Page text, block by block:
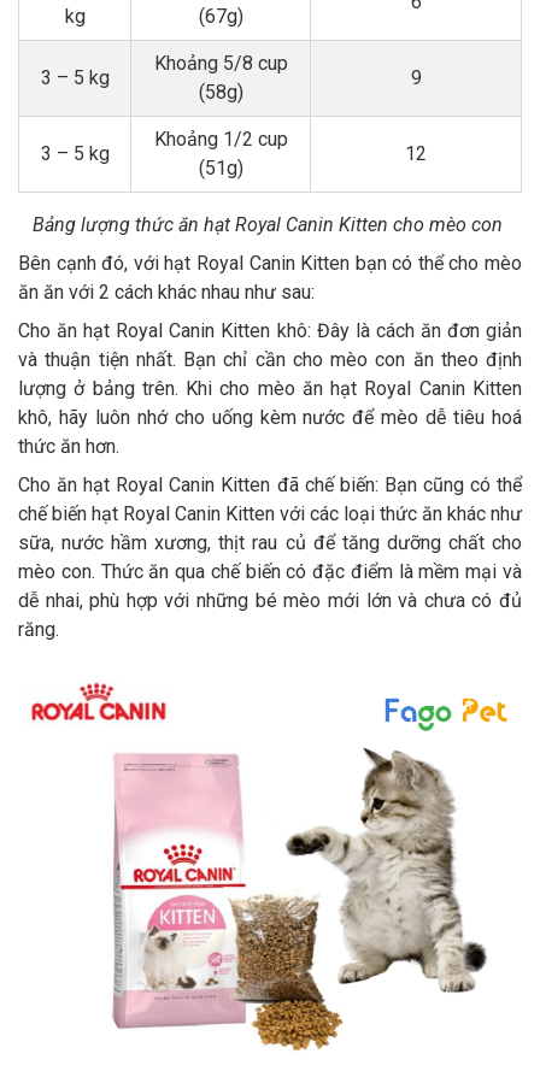
kg (67g)
3 – 5 kg
Khoảng 5/8 cup
(58g)
9
3 – 5 kg
Khoảng 1/2 cup
(51g)
12
Bảng lượng thức ăn hạt Royal Canin Kitten cho mèo con
Bên cạnh đó, với hạt Royal Canin Kitten bạn có thể cho mèo
ăn ăn với 2 cách khác nhau như sau:
Cho ăn hạt Royal Canin Kitten khô: Đây là cách ăn đơn giản
và thuận tiện nhất. Bạn chỉ cần cho mèo con ăn theo định
lượng ở bảng trên. Khi cho mèo ăn hạt Royal Canin Kitten
khô, hãy luôn nhớ cho uống kèm nước để mèo dễ tiêu hoá
thức ăn hơn.
Cho ăn hạt Royal Canin Kitten đã chế biến: Bạn cũng có thể
chế biến hạt Royal Canin Kitten với các loại thức ăn khác như
sữa, nước hầm xương, thịt rau củ để tăng dưỡng chất cho
mèo con. Thức ăn qua chế biến có đặc điểm là mềm mại và
dễ nhai, phù hợp với những bé mèo mới lớn và chưa có đủ
răng.